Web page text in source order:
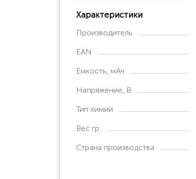
Характеристики
Производитель
EAN
Емкость, мАч
Напряжение, В
Тип химии
Вес гр.
Страна производства